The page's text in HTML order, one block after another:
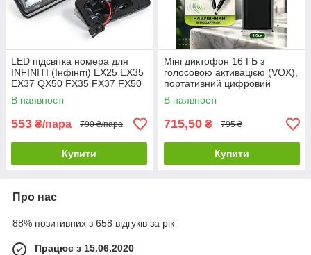
LED підсвітка номера для
INFINITI (Інфініті) EX25 EX35
EX37 QX50 FX35 FX37 FX50
QX70 Q45
В наявності
553 ₴/пара 790 ₴/пара
Купити
Міні диктофон 16 ГБ з
голосовою активацією (VOX),
портативний цифровий
аудіорекордер, запис до 192
годин
В наявності
715,50 ₴ 795 ₴
Купити
Про нас
88% позитивних з 658 відгуків за рік
Працює з 15.06.2020